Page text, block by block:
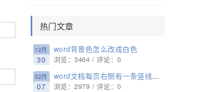
热门文章
12月
30
word背景色怎么改成白色
浏览：3464 / 评论：0
02月
07
word文档每页右侧有一条竖线怎么去掉
浏览：2979 / 评论：0